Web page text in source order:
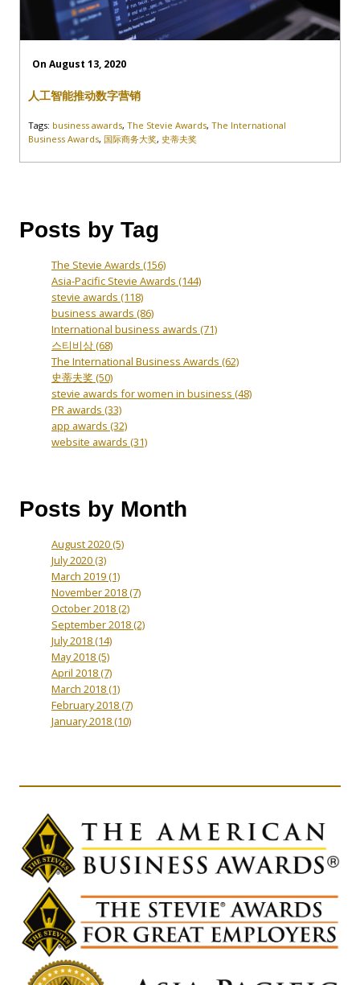
On August 13, 2020
人工智能推动数字营销
Tags: business awards, The Stevie Awards, The International
Business Awards, 国际商务大奖, 史蒂夫奖
Posts by Tag
The Stevie Awards (156)
Asia-Pacific Stevie Awards (144)
stevie awards (118)
business awards (86)
International business awards (71)
스티비상(68)
The International Business Awards (62)
史蒂夫奖 (50)
stevie awards for women in business (48)
PR awards (33)
app awards (32)
website awards (31)
Posts by Month
August 2020(5)
July 2020(3)
March 2019(1)
November 2018(7)
October 2018(2)
September 2018(2)
July 2018(14)
May 2018(5)
April 2018(7)
March 2018(1)
February 2018(7)
January 2018(10)